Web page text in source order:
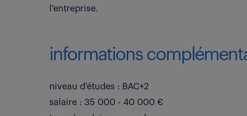
l'entreprise.
informations
niveau d'études : BAC+2
salaire : 35 000 - 40 000 €